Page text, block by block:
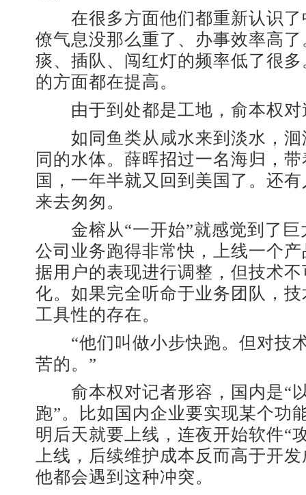
在很多方面他们都重新认识了
僚气息没那么重了、办事效率高
痰、插队、闯红灯的频率低了很
的方面都在提高。
由于到处都是工地，俞本权对
如同鱼类从咸水来到淡水，洄
同的水体。薛晖招过一名海归，
国，一年半就又回到美国了。还
来去匆匆。
金榕从“一开始”就感觉到了巨
公司业务跑得非常快，上线一个
据用户的表现进行调整，但技术
化。如果完全听命于业务团队，
工具性的存在。
“他们叫做小步快跑。但对技
苦的。”
俞本权对记者形容，国内是“
跑”。比如国内企业要实现某个功
明后天就要上线，连夜开始软件“
上线，后续维护成本反而高于开
他都会遇到这种冲突。